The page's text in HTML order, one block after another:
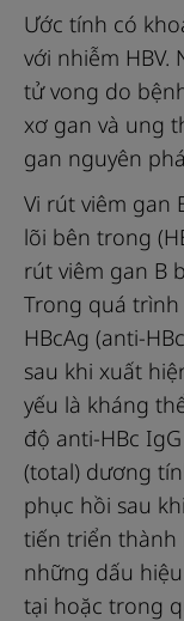
Ước tính có
với nhiễm HBV.
tử vong do
xơ gan và ung
gan nguyên
Vi rút viêm gan
lõi bên trong
rút viêm gan B
Trong quá trình
HBcAg (anti-
sau khi xuất
yếu là kháng
độ anti-HBc
(total) dương
phục hồi sau
tiến triển thành
những dấu
tại hoặc trong